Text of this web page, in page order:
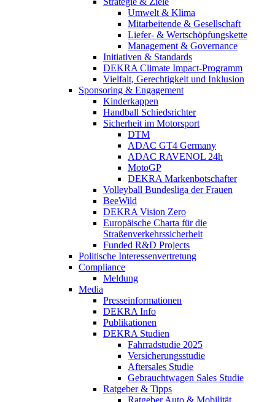
Umwelt & Klima
Mitarbeitende & Gesellschaft
Liefer- & Wertschöpfungskette
Management & Governance
Initiativen & Standards
DEKRA Climate Impact-Programm
Vielfalt, Gerechtigkeit und Inklusion​
Sponsoring & Engagement
Kinderkappen
Handball Schiedsrichter
Sicherheit im Motorsport
DTM
ADAC GT4 Germany
ADAC RAVENOL 24h
MotoGP
DEKRA Markenbotschafter
Volleyball Bundesliga der Frauen
BeeWild
DEKRA Vision Zero
Europäische Charta für die
Straßenverkehrssicherheit
Funded R&D Projects
Politische Interessenvertretung
Compliance
Meldung
Media
Presseinformationen
DEKRA Info
Publikationen
DEKRA Studien
Fahrradstudie 2025
Versicherungsstudie
Aftersales Studie
Gebrauchtwagen Sales Studie
Ratgeber & Tipps
Ratgeber Auto & Mobilität